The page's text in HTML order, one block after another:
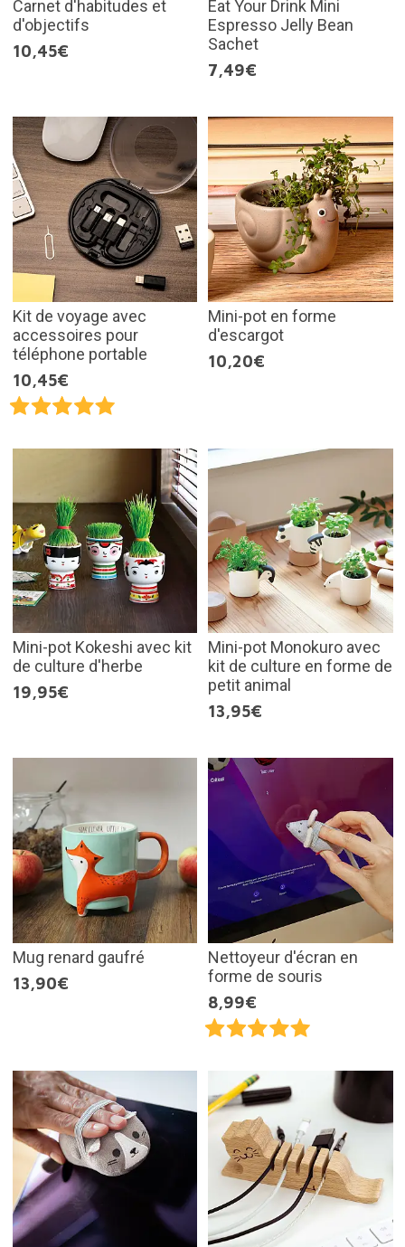
Carnet d'habitudes et
d'objectifs
10,45€
Eat Your Drink Mini
Espresso Jelly Bean
Sachet
7,49€
Kit de voyage avec
accessoires pour
téléphone portable
10,45€
Mini-pot en forme
d'escargot
10,20€
Mini-pot Kokeshi avec kit
de culture d'herbe
19,95€
Mini-pot Monokuro avec
kit de culture en forme de
petit animal
13,95€
Mug renard gaufré
13,90€
Nettoyeur d'écran en
forme de souris
8,99€